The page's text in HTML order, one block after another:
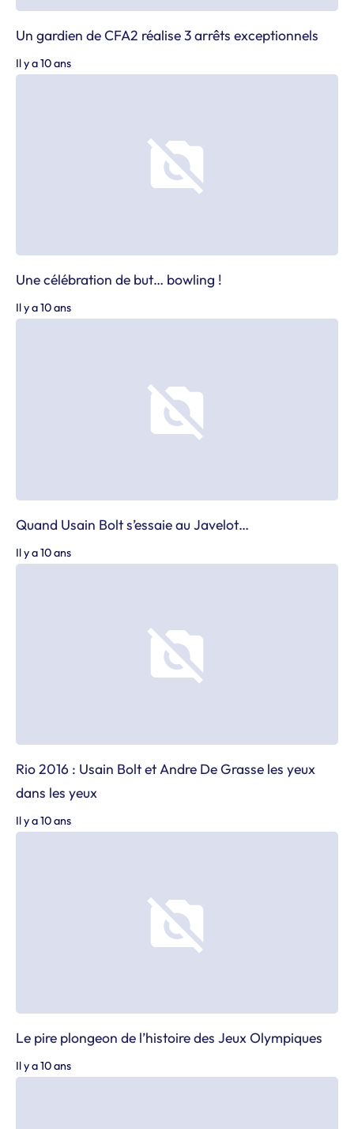
Un gardien de CFA2 réalise 3 arrêts exceptionnels
Il y a 10 ans
Une célébration de but… bowling !
Il y a 10 ans
Quand Usain Bolt s’essaie au Javelot…
Il y a 10 ans
Rio 2016 : Usain Bolt et Andre De Grasse les yeux
dans les yeux
Il y a 10 ans
Le pire plongeon de l’histoire des Jeux Olympiques
Il y a 10 ans